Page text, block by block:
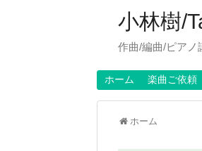
小林樹/
作曲/編曲/ピアノ
ホーム 楽曲ご依頼
ホーム